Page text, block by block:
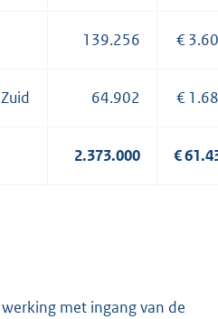
139.256 €
64.902 €
2.373.000 €
met ingang van de